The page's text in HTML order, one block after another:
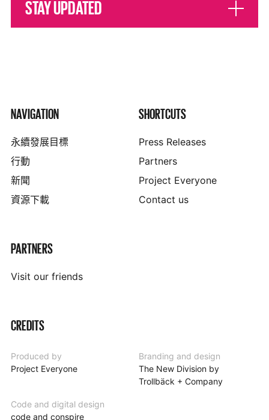
STAY UPDATED
NAVIGATION
永續發展目標
行動
新聞
資源下載
SHORTCUTS
Press Releases
Partners
Project Everyone
Contact us
PARTNERS
Visit our friends
CREDITS
Produced by
Project Everyone
Branding and design
The New Division by
Trollbäck + Company
Code and digital design
code and conspire